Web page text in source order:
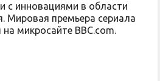
с инновациями в области
Мировая премьера сериала
микросайте BBC.com.